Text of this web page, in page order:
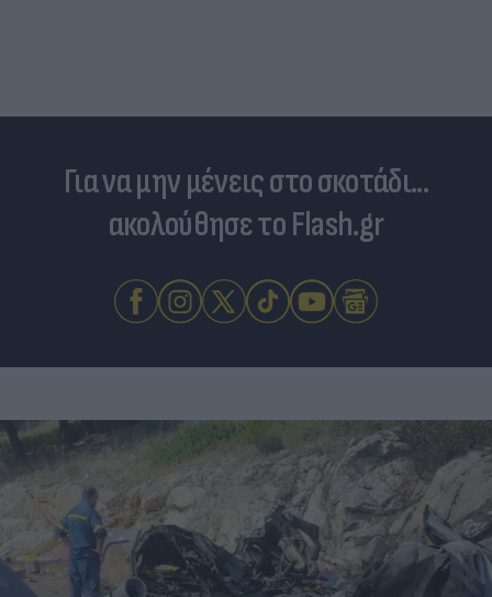
Για να μην μένεις στο σκοτάδι...
ακολούθησε το Flash.gr